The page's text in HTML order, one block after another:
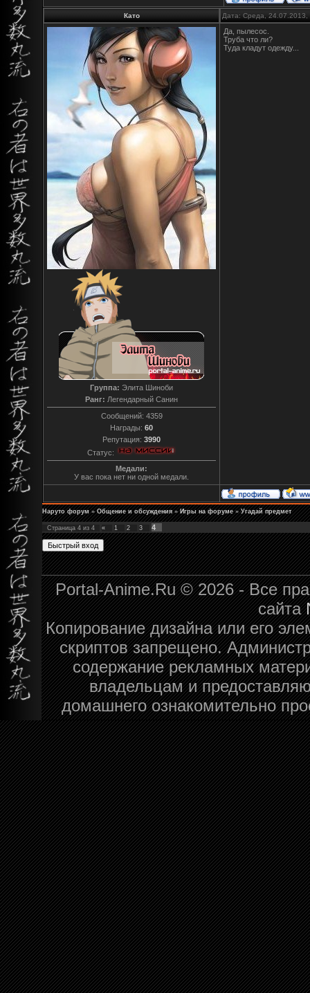
Като Дата: Среда,
Группа: Элита Шиноби
Ранг: Легендарный Санин
Сообщений: 4359
Награды: 60
Репутация: 3990
Статус:
Медали:
У вас пока нет ни одной медали.
Да, пылесос.
Труба что ли?
Туда кладут одежду...
Наруто форум » Общение и обсуждения » Игры на форуме » Угадай предмет
Страница 4 из 4 « 1 2 3 4
Portal-Anime.Ru © 2026 - Все
сайта
Копирование дизайна или его
скриптов запрещено.
содержание рекламных
владельцам и
домашнего ознакомительно